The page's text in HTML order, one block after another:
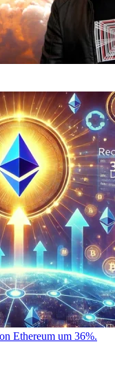
Ethereum um 36%.